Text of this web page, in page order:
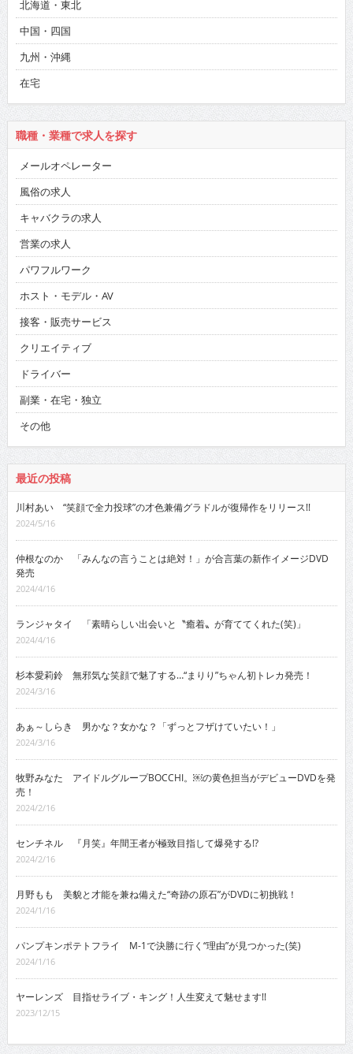
北海道・東北
中国・四国
九州・沖縄
在宅
職種・業種で求人を探す
メールオペレーター
風俗の求人
キャバクラの求人
営業の求人
パワフルワーク
ホスト・モデル・AV
接客・販売サービス
クリエイティブ
ドライバー
副業・在宅・独立
その他
最近の投稿
川村あい “笑顔で全力投球”の才色兼備グラドルが復帰作をリリース!!
2024/5/16
仲根なのか 「みんなの言うことは絶対！」が合言葉の新作イメージDVD
発売
2024/4/16
ランジャタイ 「素晴らしい出会いと〝癒着〟が育ててくれた(笑)」
2024/4/16
杉本愛莉鈴 無邪気な笑顔で魅了する…“まりり”ちゃん初トレカ発売！
2024/3/16
あぁ～しらき 男かな？女かな？「ずっとフザけていたい！」
2024/3/16
牧野みなた アイドルグループBOCCHI。￼の黄色担当がデビューDVDを発
売！
2024/2/16
センチネル 『月笑』年間王者が極致目指して爆発する!?
2024/2/16
月野もも 美貌と才能を兼ね備えた“奇跡の原石”がDVDに初挑戦！
2024/1/16
パンプキンポテトフライ M-1で決勝に行く“理由”が見つかった(笑)
2024/1/16
ヤーレンズ 目指せライブ・キング！人生変えて魅せます!!
2023/12/15